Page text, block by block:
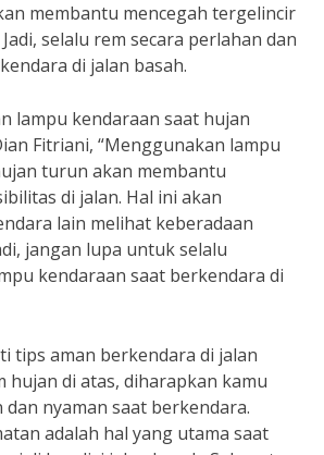
membantu mencegah tergelincir
selalu rem secara perlahan dan
di jalan basah.
lampu kendaraan saat hujan
Fitriani, “Menggunakan lampu
turun akan membantu
di jalan. Hal ini akan
lain melihat keberadaan
jangan lupa untuk selalu
kendaraan saat berkendara di
tips aman berkendara di jalan
hujan di atas, diharapkan kamu
nyaman saat berkendara.
adalah hal yang utama saat